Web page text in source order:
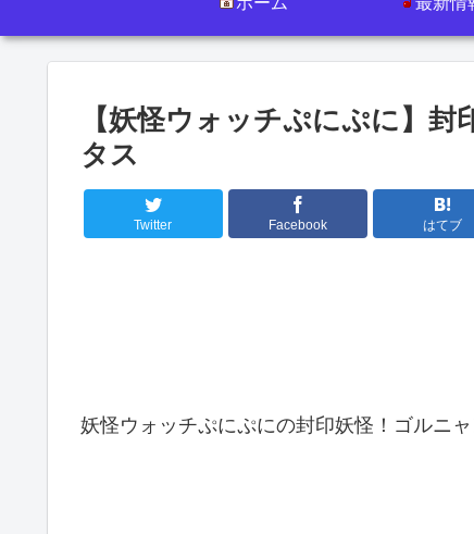
【妖怪ウォッチぷにぷに】
タス
Twitter Facebook はてブ
妖怪ウォッチぷにぷにの封印妖怪！ゴルニ